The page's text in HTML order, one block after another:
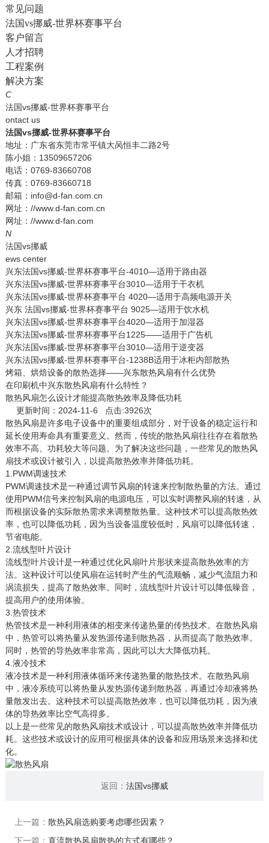
常见问题
法国vs挪威-世界杯赛事平台
客户留言
人才招聘
工程案例
解决方案
C
法国vs挪威-世界杯赛事平台
ontact us
法国vs挪威-世界杯赛事平台
地址：广东省东莞市常平镇大呙恒丰二路2号
陈小姐：13509657206
电话：0769-83660708
传真：0769-83660718
邮箱：info@d-fan.com.cn
网址：//www.d-fan.com.cn
网址：//www.d-fan.com
N
法国vs挪威
ews center
兴东法国vs挪威-世界杯赛事平台-4010—适用于路由器
兴东法国vs挪威-世界杯赛事平台3010—适用于干衣机
兴东法国vs挪威-世界杯赛事平台 4020—适用于高频电源开关
兴东 法国vs挪威-世界杯赛事平台 9025—适用于饮水机
兴东法国vs挪威-世界杯赛事平台4020—适用于加湿器
兴东法国vs挪威-世界杯赛事平台1225——适用于广告机
兴东法国vs挪威-世界杯赛事平台3010—适用于逆变器
兴东法国vs挪威-世界杯赛事平台-1238B适用于冰柜内部散热
烤箱、烘焙设备的散热选择——兴东散热风扇有什么优势
在印刷机中兴东散热风扇有什么特性？
散热风扇怎么设计才能提高散热效率及降低功耗
更新时间：2024-11-6 点击:3926次
散热风扇是许多电子设备中的重要组成部分，对于设备的稳定运行和
延长使用寿命具有重要意义。然而，传统的散热风扇往往存在着散热
效率不高、功耗较大等问题。为了解决这些问题，一些常见的散热风
扇技术或设计被引入，以提高散热效率并降低功耗。
1.PWM调速技术
PWM调速技术是一种通过调节风扇的转速来控制散热量的方法。通过
使用PWM信号来控制风扇的电源电压，可以实时调整风扇的转速，从
而根据设备的实际散热需求来调整散热量。这种技术可以提高散热效
率，也可以降低功耗，因为当设备温度较低时，风扇可以降低转速，
节省电能。
2.流线型叶片设计
流线型叶片设计是一种通过优化风扇叶片形状来提高散热效率的方
法。这种设计可以使风扇在运转时产生的气流顺畅，减少气流阻力和
涡流损失，提高了散热效率。同时，流线型叶片设计可以降低噪音，
提高用户的使用体验。
3.热管技术
热管技术是一种利用液体的相变来传递热量的传热技术。在散热风扇
中，热管可以将热量从发热源传递到散热器，从而提高了散热效率。
同时，热管的导热效率非常高，因此可以大大降低功耗。
4.液冷技术
液冷技术是一种利用液体循环来传递热量的散热技术。在散热风扇
中，液冷系统可以将热量从发热源传递到散热器，再通过冷却液将热
量散发出去。这种技术可以提高散热效率，也可以降低功耗，因为液
体的导热效率比空气高得多。
以上是一些常见的散热风扇技术或设计，可以提高散热效率并降低功
耗。这些技术或设计的应用可根据具体的设备和应用场景来选择和优
化。
返回： 法国vs挪威
上一篇： 散热风扇选购要考虑哪些因素？
下一篇： 直流散热风扇散热的方式有哪些？